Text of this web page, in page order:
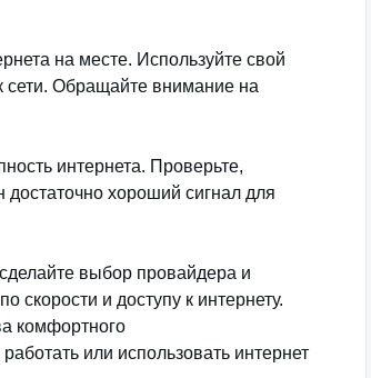
на месте. Используйте свой
сети. Обращайте внимание на
интернета. Проверьте,
хороший сигнал для
выбор провайдера и
скорости и доступу к интернету.
комфортного
или использовать интернет